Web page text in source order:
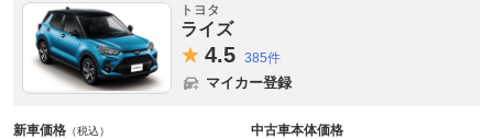
トヨタ
ライズ
4.5 385件
マイカー登録
新車価格 （税込） 中古車本体価格